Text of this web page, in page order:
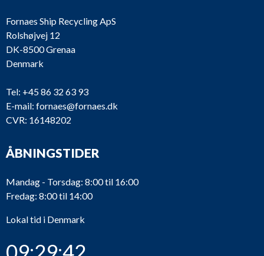
Fornaes Ship Recycling ApS
Rolshøjvej 12
DK-8500 Grenaa
Denmark
Tel: +45 86 32 63 93
E-mail: fornaes@fornaes.dk
CVR: 16148202
ÅBNINGSTIDER
Mandag - Torsdag: 8:00 til 16:00
Fredag: 8:00 til 14:00
Lokal tid i Denmark